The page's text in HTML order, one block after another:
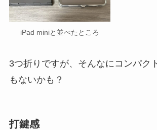
iPad miniと並べたところ
3つ折りですが、そんなにコンパク
もないかも？
打鍵感